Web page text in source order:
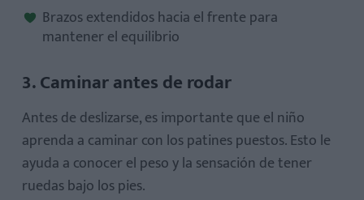
Brazos extendidos hacia el frente para
mantener el equilibrio
3. Caminar antes de rodar
Antes de deslizarse, es importante que el niño
aprenda a caminar con los patines puestos. Esto le
ayuda a conocer el peso y la sensación de tener
ruedas bajo los pies.